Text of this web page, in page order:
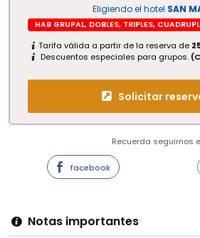
Eligiendo el hotel SAN
HAB GRUPAL, DOBLES, TRIPLES,
Tarifa válida a partir de la reserva de
Descuentos especiales para grupos.
Solicitar
Recuerda seguirnos
facebook
Notas importantes